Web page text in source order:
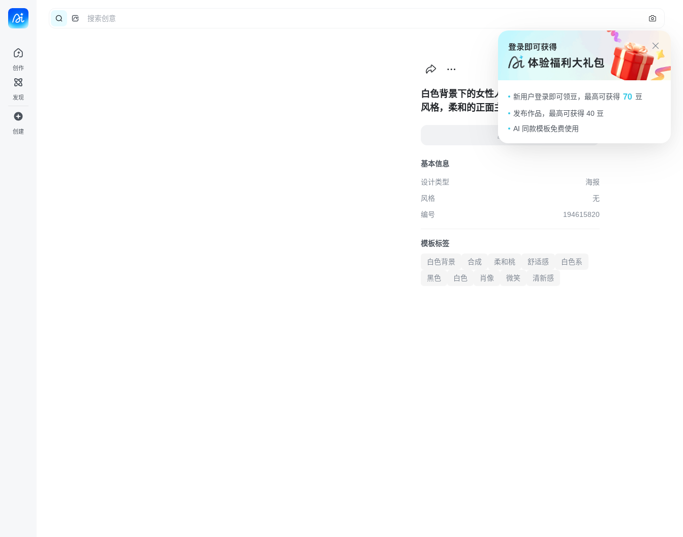
创作
发现
创建
白色背景下的女性人像摄影，照片级写实
风格，柔和的正面主光源，人物面部有细
的质感，通透白皙，水润光泽。女性有着
带有轻微的飘逸感。她身着简约的白色抹
胸连衣裙，坐姿优雅，双臂交叠放在身
神明亮有神。整体画面构图简洁大方，聚
焦于人物主体，色彩以白色和肤色为主，
商……
创作 海报
基本信息
设计类型
海报
风格
无
编号
194615820
模板标签
白色背景 合成 柔和桃 舒适感
白色系
黑色
白色 肖像 微笑 清新感
新用户登录即可领豆，最高可获得 70 豆
发布作品，最高可获得 40 豆
AI 同款模板免费使用